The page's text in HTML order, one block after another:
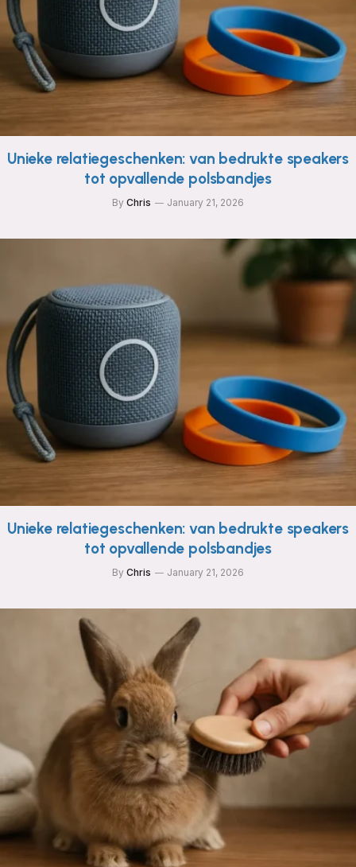
Unieke relatiegeschenken: van bedrukte speakers
tot opvallende polsbandjes
By Chris January 21, 2026
Unieke relatiegeschenken: van bedrukte speakers
tot opvallende polsbandjes
By Chris January 21, 2026